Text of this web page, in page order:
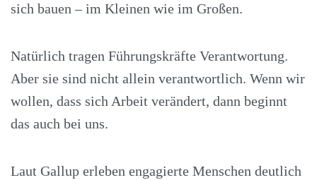
sich bauen – im Kleinen wie im Großen.
Natürlich tragen Führungskräfte Verantwortung.
Aber sie sind nicht allein verantwortlich. Wenn wir
wollen, dass sich Arbeit verändert, dann beginnt
das auch bei uns.
Laut Gallup erleben engagierte Menschen deutlich